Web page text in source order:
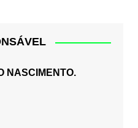
NASCIMENTO.